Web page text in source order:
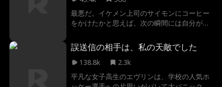
最悪だ。イケメン上司のサイモンにコーヒー
をかけたかと思えば、次の瞬間には自分が制
私の世界はこぼれたコーヒーと複雑な感情が
混ざり、魅力的な二人の男性の間で私は揺れ
ている。危険な香りのする謎めいた上司のサ
イモンは、私に魔法を制御する術を教えてく
れる吸血鬼。そしてもう一人は、優しくて誠
誤送信の相手は、私の天敵でした
138.8k
2.3k
平凡な女子高生のエヴリンは、学校の人気ホ